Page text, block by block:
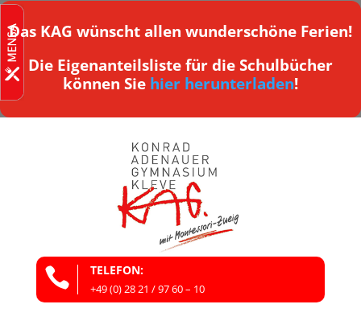
Das KAG wünscht allen wunderschöne Ferien!
Die Eigenanteilsliste für die Schulbücher
können Sie hier herunterladen!
 TELEFON:
+49 (0) 28 21 / 97 60 – 10